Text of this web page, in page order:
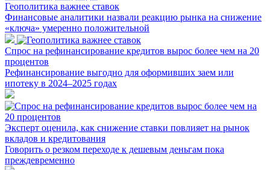
Геополитика важнее ставок
Финансовые аналитики назвали реакцию рынка на снижение
«ключа» умеренно положительной
Спрос на рефинансирование кредитов вырос более чем на 20
процентов
Рефинансирование выгодно для оформивших заем или
ипотеку в 2024–2025 годах
Эксперт оценила, как снижение ставки повлияет на рынок
вкладов и кредитования
Говорить о резком переходе к дешевым деньгам пока
преждевременно